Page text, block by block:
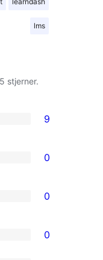
lms
stjerner.
9
0
0
0